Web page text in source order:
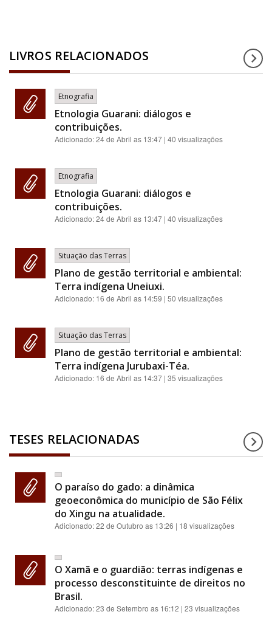
LIVROS RELACIONADOS
Etnografia
Etnologia Guarani: diálogos e
contribuições.
Adicionado:24 de Abril as 13:47 | 40 visualizações
Etnografia
Etnologia Guarani: diálogos e
contribuições.
Adicionado:24 de Abril as 13:47 | 40 visualizações
Situação das Terras
Plano de gestão territorial e ambiental:
Terra indígena Uneiuxi.
Adicionado: 16 de Abril as 14:59 | 50 visualizações
Situação das Terras
Plano de gestão territorial e ambiental:
Terra indígena Jurubaxi-Téa.
Adicionado: 16 de Abril as 14:37 | 35 visualizações
TESES RELACIONADAS
O paraíso do gado: a dinâmica
geoeconômica do município de São Félix
do Xingu na atualidade.
Adicionado:22 de Outubro as 13:26 | 18 visualizações
O Xamã e o guardião: terras indígenas e
processo desconstituinte de direitos no
Brasil.
Adicionado:23 de Setembro as 16:12 | 23 visualizações